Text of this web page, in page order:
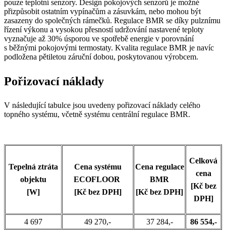
pouze teplotní senzory. Design pokojových senzorů je možné
přizpůsobit ostatním vypínačům a zásuvkám, nebo mohou být
zasazeny do společných rámečků. Regulace BMR se díky pulznímu
řízení výkonu a vysokou přesností udržování nastavené teploty
vyznačuje až 30% úsporou ve spotřebě energie v porovnání
s běžnými pokojovými termostaty. Kvalita regulace BMR je navíc
podložena pětiletou záruční dobou, poskytovanou výrobcem.
Pořizovací náklady
V následující tabulce jsou uvedeny pořizovací náklady celého
topného systému, včetně systému centrální regulace BMR.
Tepelná ztráta
objektu
[W]
Cena systému
ECOFLOOR
[Kč bez DPH]
Cena regulace
BMR
[Kč bez DPH]
Celková
cena
[Kč bez
DPH]
4 697 49 270,- 37 284,- 86 554,-